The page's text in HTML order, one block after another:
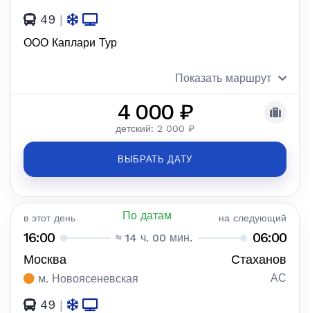
49 |
ООО Каплари Тур
Показать маршрут
4 000 ₽
детский: 2 000 ₽
ВЫБРАТЬ ДАТУ
в этот день По датам на следующий
16:00 ≈ 14 ч. 00 мин. 06:00
Москва Стаханов
м. Новоясеневская АС
49 |